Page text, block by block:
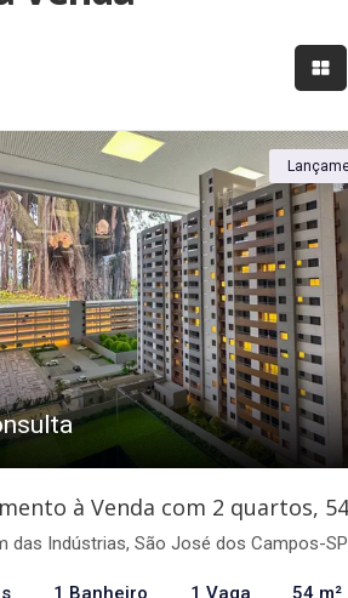
à Venda com 2 quartos,
das Indústrias, São José dos Campos-SP
1 Banheiro 1 Vaga 54 m²